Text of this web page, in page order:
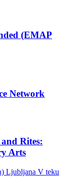
(EMAP
Network
Rites:
Arts
Ljubljana V teku